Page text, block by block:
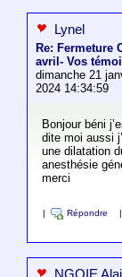
Lynel
Re: Fermeture
avril- Vos
dimanche 21
2024 14:34:59
Bonjour béni
dite moi aussi
une dilatation
anesthésie
merci
Répondre